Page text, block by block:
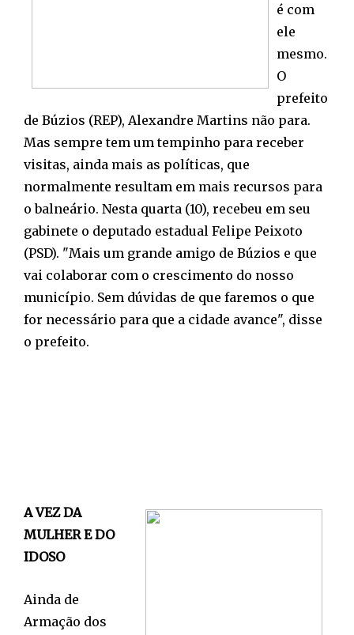
é com
ele
mesmo.
O
prefeito
de Búzios (REP), Alexandre Martins não para.
Mas sempre tem um tempinho para receber
visitas, ainda mais as políticas, que
normalmente resultam em mais recursos para
o balneário. Nesta quarta (10), recebeu em seu
gabinete o deputado estadual Felipe Peixoto
(PSD). "Mais um grande amigo de Búzios e que
vai colaborar com o crescimento do nosso
município. Sem dúvidas de que faremos o que
for necessário para que a cidade avance", disse
o prefeito.
A VEZ DA
MULHER E DO
IDOSO
Ainda de
Armação dos